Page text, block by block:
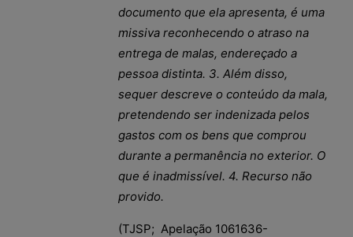
documento que ela apresenta, é uma
missiva reconhecendo o atraso na
entrega de malas, endereçado a
pessoa distinta. 3. Além disso,
sequer descreve o conteúdo da mala,
pretendendo ser indenizada pelos
gastos com os bens que comprou
durante a permanência no exterior. O
que é inadmissível. 4. Recurso não
provido.
(TJSP; Apelação 1061636-